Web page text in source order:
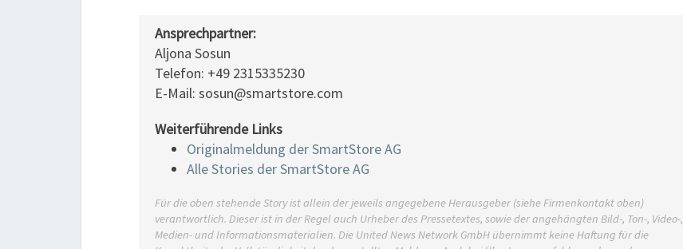
Ansprechpartner:
Aljona Sosun
Telefon: +49 2315335230
E-Mail: sosun@smartstore.com
Weiterführende Links
Originalmeldung der SmartStore AG
Alle Stories der SmartStore AG
Für die oben stehende Story ist allein der jeweils angegebene Herausgeber (siehe Firmenkontakt oben)
verantwortlich. Dieser ist in der Regel auch Urheber des Pressetextes, sowie der angehängten Bild-, Ton-, Video-,
Medien- und Informationsmaterialien. Die United News Network GmbH übernimmt keine Haftung für die